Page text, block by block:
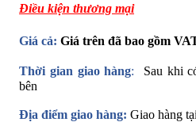
Điều kiện thương mại
Giá cả: Giá trên đã bao gồm
Thời gian giao hàng: Sau khi
bên
Địa điểm giao hàng: Giao hàng